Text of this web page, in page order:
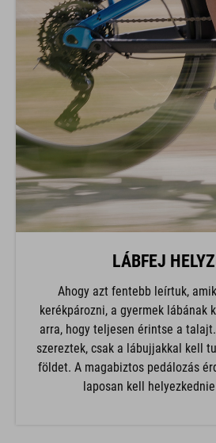
LÁBFEJ
Ahogy azt fentebb leírtuk,
kerékpározni, a gyermek lábának
arra, hogy teljesen érintse a
szereztek, csak a lábujjakkal kell
földet. A magabiztos pedálozás
laposan kell